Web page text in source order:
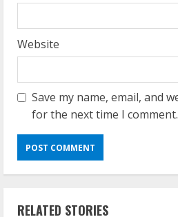
Website
Save my name, email, and
for the next time I comment.
RELATED STORIES